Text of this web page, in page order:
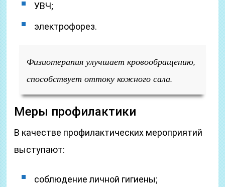
УВЧ;
электрофорез.
Физиотерапия улучшает кровообращению,
способствует оттоку кожного сала.
Меры профилактики
В качестве профилактических мероприятий
выступают:
соблюдение личной гигиены;